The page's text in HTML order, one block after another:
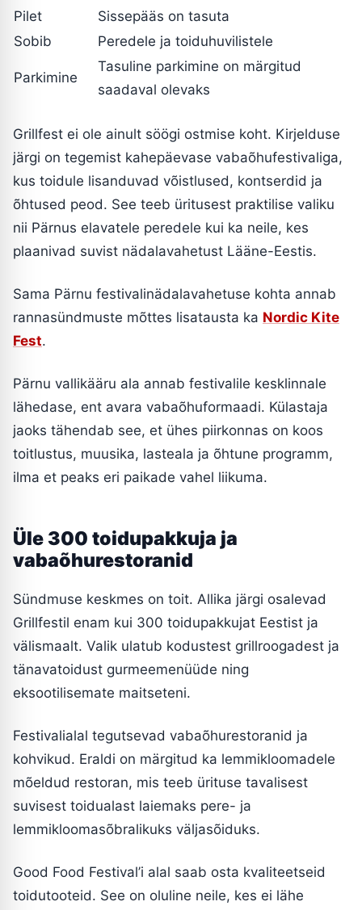
Pilet
Sissepääs on tasuta
Sobib
Peredele ja toiduhuvilistele
Parkimine
Tasuline parkimine on märgitud
saadaval olevaks
Grillfest ei ole ainult söögi ostmise koht. Kirjelduse
järgi on tegemist kahepäevase vabaõhufestivaliga,
kus toidule lisanduvad võistlused, kontserdid ja
õhtused peod. See teeb üritusest praktilise valiku
nii Pärnus elavatele peredele kui ka neile, kes
plaanivad suvist nädalavahetust Lääne-Eestis.
Sama Pärnu festivalinädalavahetuse kohta annab
rannasündmuste mõttes lisatausta ka Nordic Kite
Fest.
Pärnu vallikääru ala annab festivalile kesklinnale
lähedase, ent avara vabaõhuformaadi. Külastaja
jaoks tähendab see, et ühes piirkonnas on koos
toitlustus, muusika, lasteala ja õhtune programm,
ilma et peaks eri paikade vahel liikuma.
Üle 300 toidupakkuja ja
vabaõhurestoranid
Sündmuse keskmes on toit. Allika järgi osalevad
Grillfestil enam kui 300 toidupakkujat Eestist ja
välismaalt. Valik ulatub kodustest grillroogadest ja
tänavatoidust gurmeemenüüde ning
eksootilisemate maitseteni.
Festivalialal tegutsevad vabaõhurestoranid ja
kohvikud. Eraldi on märgitud ka lemmikloomadele
mõeldud restoran, mis teeb ürituse tavalisest
suvisest toidualast laiemaks pere- ja
lemmikloomasõbralikuks väljasõiduks.
Good Food Festival’i alal saab osta kvaliteetseid
toidutooteid. See on oluline neile, kes ei lähe